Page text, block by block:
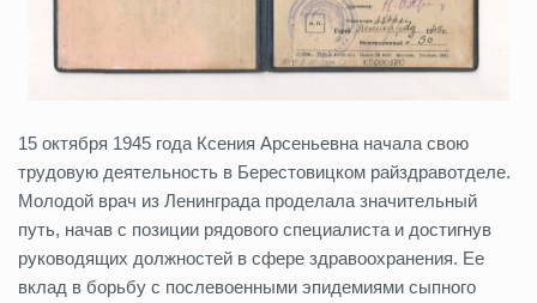
15 октября 1945 года Ксения Арсеньевна начала свою
трудовую деятельность в Берестовицком райздравотделе.
Молодой врач из Ленинграда проделала значительный
путь, начав с позиции рядового специалиста и достигнув
руководящих должностей в сфере здравоохранения. Ее
вклад в борьбу с послевоенными эпидемиями сыпного